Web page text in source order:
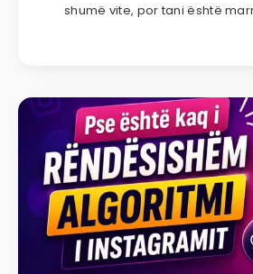
shumë vite, por tani është